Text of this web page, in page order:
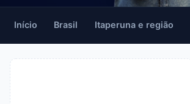
Início Brasil Itaperuna e região